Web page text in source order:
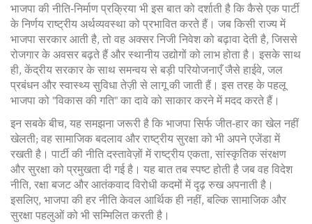
भाजपा की नीति‑निर्माण प्रक्रिया भी इस बात को दर्शाती है कि कैसे एक पार्टी
के निर्णय राष्ट्रीय अर्थव्यवस्था को प्रभावित करते हैं। जब किसी राज्य में
भाजपा सरकार आती है, तो वह अक्सर निजी निवेश को बढ़ावा देती है, जिससे
रोजगार के अवसर बढ़ते हैं और स्थानीय उद्योगों को लाभ होता है। इसके साथ
ही, केंद्रीय सरकार के साथ समन्वय से बड़ी परियोजनाएँ जैसे हाईवे, जल
प्रबंधन और स्वास्थ्य सुविधा तेज़ी से लागू की जाती हैं। इस तरह के पहलू
भाजपा को "विकास की गति" का दावे को साकार करने में मदद करते हैं।
इन सबके बीच, यह समझना जरूरी है कि भाजपा सिर्फ जीत‑हार का खेल नहीं
खेलती; वह सामाजिक बदलाव और राष्ट्रीय सुरक्षा को भी अपने एजेंडा में
रखती है। पार्टी की नीति दस्तावेज़ों में राष्ट्रीय एकता, सांस्कृतिक संरक्षण
और सुरक्षा को प्रमुखता दी गई है। यह बात तब स्पष्ट होती है जब वह विदेश
नीति, रक्षा बजट और आतंकवाद विरोधी कदमों में दृढ़ रुख अपनाती है।
इसलिए, भाजपा की हर नीति केवल आर्थिक ही नहीं, बल्कि सामाजिक और
सुरक्षा पहलुओं को भी सम्मिलित करती है।